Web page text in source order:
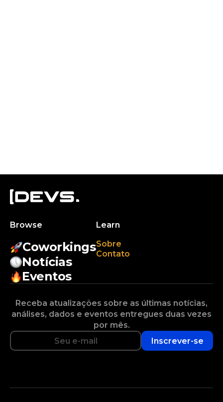
Browse
Coworkings
Notícias
Eventos
Learn
Sobre
Contato
Receba atualizações sobre as últimas notícias,
análises, dados e eventos entregues duas vezes
por mês.
Inscrever-se